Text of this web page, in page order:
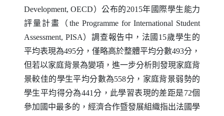
Development,OECD）公布的2015年國際學生能力
評量計畫（ the Programme for International Student
Assessment, PISA）調查報告中，法國15歲學生的
平均表現為495分，僅略高於整體平均分數493分，
但若以家庭背景為變項，進一步分析則發現家庭背
景較佳的學生平均分數為558分，家庭背景弱勢的
學生平均得分為441分，此學習表現的差距是72個
參加國中最多的，經濟合作暨發展組織指出法國學